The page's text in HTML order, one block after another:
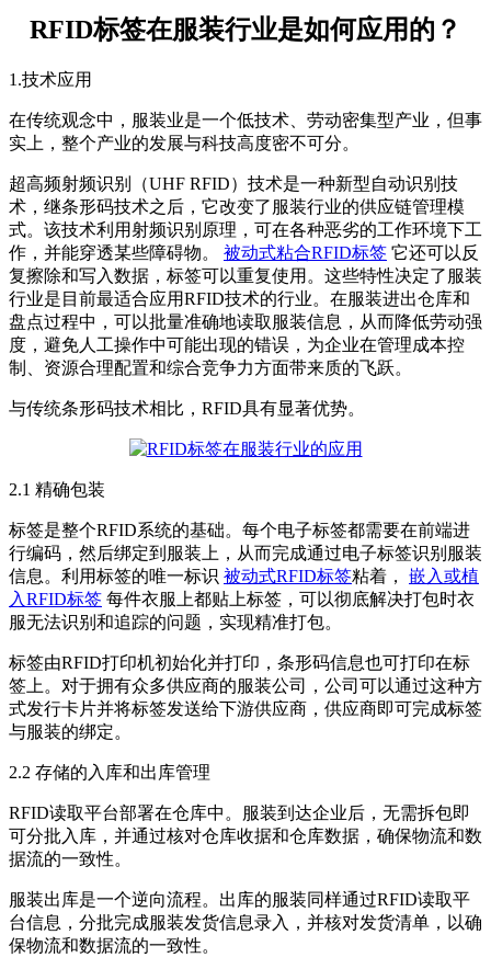
RFID标签在服装行业是如何应用的？
1.技术应用
在传统观念中，服装业是一个低技术、劳动密集型产业，但事
实上，整个产业的发展与科技高度密不可分。
超高频射频识别（UHF RFID）技术是一种新型自动识别技
术，继条形码技术之后，它改变了服装行业的供应链管理模
式。该技术利用射频识别原理，可在各种恶劣的工作环境下工
作，并能穿透某些障碍物。 被动式粘合RFID标签 它还可以反
复擦除和写入数据，标签可以重复使用。这些特性决定了服装
行业是目前最适合应用RFID技术的行业。在服装进出仓库和
盘点过程中，可以批量准确地读取服装信息，从而降低劳动强
度，避免人工操作中可能出现的错误，为企业在管理成本控
制、资源合理配置和综合竞争力方面带来质的飞跃。
与传统条形码技术相比，RFID具有显著优势。
2.1 精确包装
标签是整个RFID系统的基础。每个电子标签都需要在前端进
行编码，然后绑定到服装上，从而完成通过电子标签识别服装
信息。利用标签的唯一标识 被动式RFID标签粘着， 嵌入或植
入RFID标签 每件衣服上都贴上标签，可以彻底解决打包时衣
服无法识别和追踪的问题，实现精准打包。
标签由RFID打印机初始化并打印，条形码信息也可打印在标
签上。对于拥有众多供应商的服装公司，公司可以通过这种方
式发行卡片并将标签发送给下游供应商，供应商即可完成标签
与服装的绑定。
2.2 存储的入库和出库管理
RFID读取平台部署在仓库中。服装到达企业后，无需拆包即
可分批入库，并通过核对仓库收据和仓库数据，确保物流和数
据流的一致性。
服装出库是一个逆向流程。出库的服装同样通过RFID读取平
台信息，分批完成服装发货信息录入，并核对发货清单，以确
保物流和数据流的一致性。